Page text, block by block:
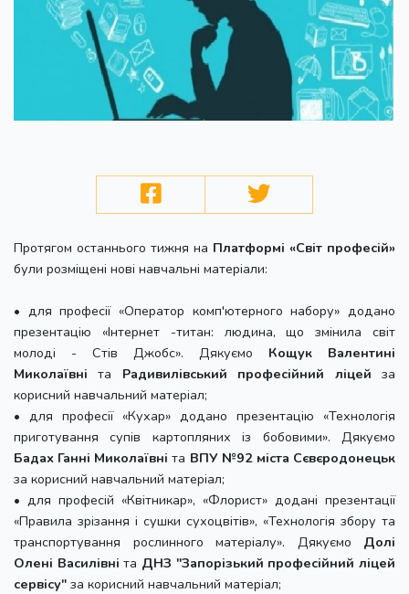
Протягом останнього тижня на Платформі «Світ професій»
були розміщені нові навчальні матеріали:
• для професії «Оператор комп'ютерного набору» додано
презентацію «Інтернет -титан: людина, що змінила світ
молоді - Стів Джобс». Дякуємо Кощук Валентині
Миколаївні та Радивилівський професійний ліцей за
корисний навчальний матеріал;
• для професії «Кухар» додано презентацію «Технологія
приготування супів картопляних із бобовими». Дякуємо
Бадах Ганні Миколаївні та ВПУ №92 міста Сєвєродонецьк
за корисний навчальний матеріал;
• для професій «Квітникар», «Флорист» додані презентації
«Правила зрізання і сушки сухоцвітів», «Технологія збору та
транспортування рослинного матеріалу». Дякуємо Долі
Олені Василівні та ДНЗ "Запорізький професійний ліцей
сервісу" за корисний навчальний матеріал;